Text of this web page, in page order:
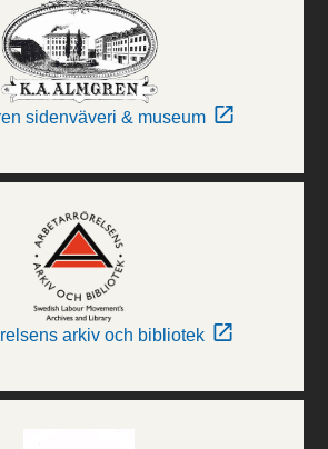
sidenväveri & museum
arkiv och bibliotek